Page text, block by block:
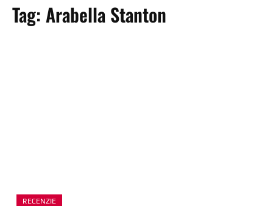
Tag: Arabella Stanton
RECENZIE